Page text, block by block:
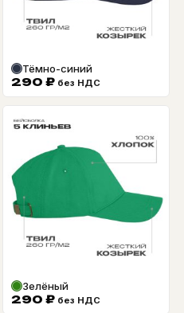
Тёмно-синий
290₽ без НДС
Зелёный
290₽ без НДС